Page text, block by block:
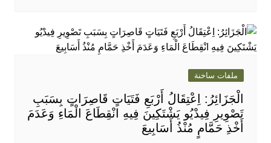
ملفات ساخنة
الْجَزَائِرُ: اِعْتِقَالُ أَرْبَعِ فَتَيَاتٍ قَاصِرَاتٍ بِسَبَبِ
تَصْوِيرِ فِيدْيُو يَشْتَكِينَ فِيهِ انْقِطَاعَ الْمَاءِ وَعَدَمَ
أَخْذِ حَمَّامٍ مُنْذُ أَسَابِيعَ